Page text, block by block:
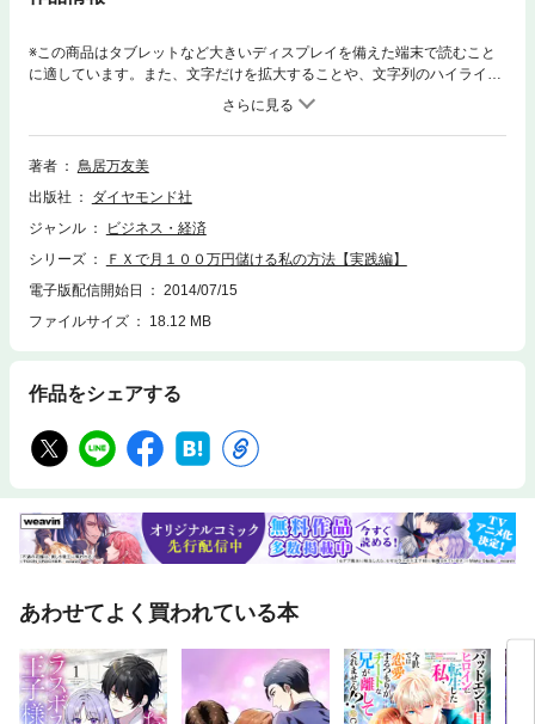
※この商品はタブレットなど大きいディスプレイを備えた端末で読むこと
に適しています。また、文字だけを拡大することや、文字列のハイライ
ト、検索、辞書の参照、引用などの機能が使用できません。ベストセラー
「ＦＸで月１００万円儲ける私の方法」の第２弾。鳥居さんの具体的なＦ
Ｘ儲けの方法をオールカラーで紹介。「わたしはここで買ってます。そし
て、勝ってます。」
著者
鳥居万友美
出版社
ダイヤモンド社
ジャンル
ビジネス・経済
シリーズ
ＦＸで月１００万円儲ける私の方法【実践編】
電子版配信開始日
2014/07/15
ファイルサイズ
18.12 MB
作品をシェアする
あわせてよく買われている本